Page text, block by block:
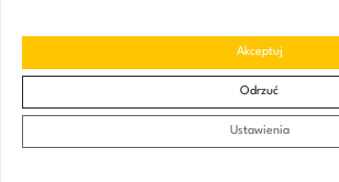
Akceptuj
Odrzuć
Ustawienia